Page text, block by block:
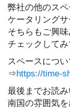
弊社の他のス
ケータリングサ
そちらもご興
チェックしてみ
スペースにつ
⇒https://time-
最後までお読
南国の雰囲気